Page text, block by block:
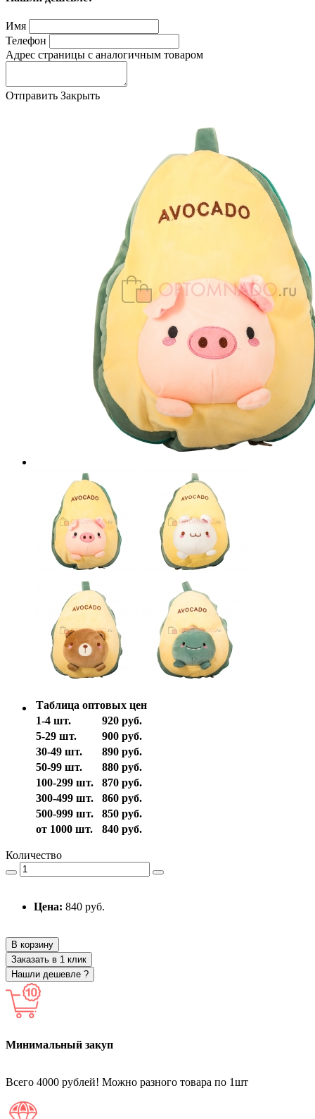
Имя
Телефон
Адрес страницы с аналогичным товаром
Отправить Закрыть
Таблица оптовых цен
1-4 шт.
920 руб.
5-29 шт.
900 руб.
30-49 шт.
890 руб.
50-99 шт.
880 руб.
100-299 шт.
870 руб.
300-499 шт.
860 руб.
500-999 шт.
850 руб.
от 1000 шт.
840 руб.
Количество
Цена: 840 руб.
В корзину
Заказать в 1 клик
Нашли дешевле ?
Минимальный закуп
Всего 4000 рублей! Можно разного товара по 1шт